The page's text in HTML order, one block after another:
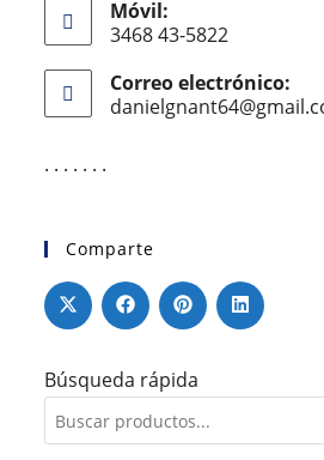
Móvil:
3468 43-5822
Correo electrónico:
. . . . . . .
Comparte
Búsqueda rápida